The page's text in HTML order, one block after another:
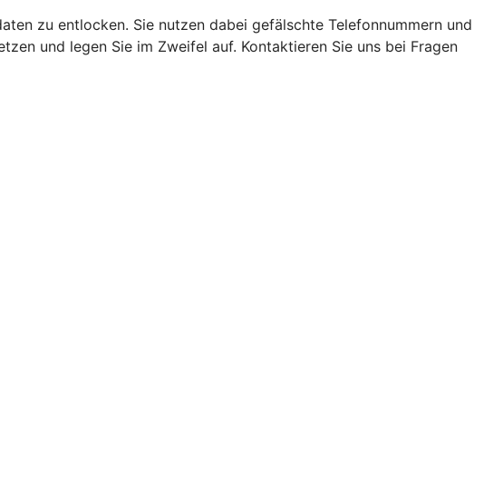
zu entlocken. Sie nutzen dabei gefälschte Telefonnummern und
und legen Sie im Zweifel auf. Kontaktieren Sie uns bei Fragen